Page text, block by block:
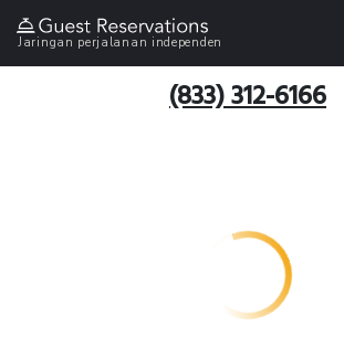
Jaringan perjalanan independen
(833) 312-6166